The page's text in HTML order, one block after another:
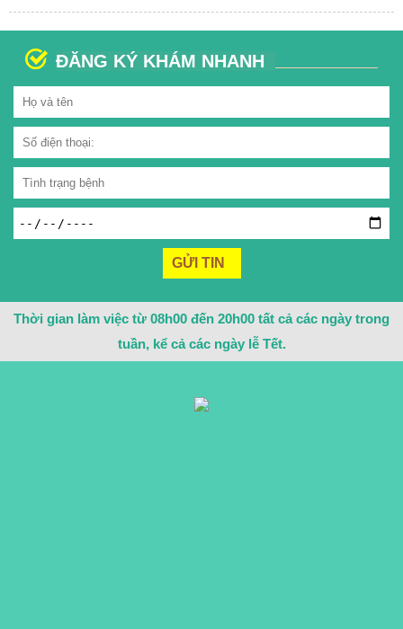
ĐĂNG KÝ KHÁM NHANH
Thời gian làm việc từ 08h00 đến 20h00 tất cả các ngày trong
tuần, kể cả các ngày lễ Tết.